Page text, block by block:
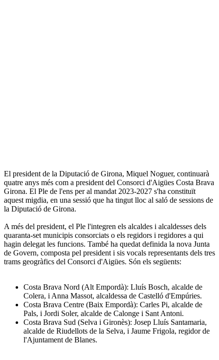
El president de la Diputació de Girona, Miquel Noguer, continuarà
quatre anys més com a president del Consorci d'Aigües Costa Brava
Girona. El Ple de l'ens per al mandat 2023-2027 s'ha constituït
aquest migdia, en una sessió que ha tingut lloc al saló de sessions de
la Diputació de Girona.
A més del president, el Ple l'integren els alcaldes i alcaldesses dels
quaranta-set municipis consorciats o els regidors i regidores a qui
hagin delegat les funcions. També ha quedat definida la nova Junta
de Govern, composta pel president i sis vocals representants dels tres
trams geogràfics del Consorci d'Aigües. Són els següents:
Costa Brava Nord (Alt Empordà): Lluís Bosch, alcalde de
Colera, i Anna Massot, alcaldessa de Castelló d'Empúries.
Costa Brava Centre (Baix Empordà): Carles Pi, alcalde de
Pals, i Jordi Soler, alcalde de Calonge i Sant Antoni.
Costa Brava Sud (Selva i Gironès): Josep Lluís Santamaria,
alcalde de Riudellots de la Selva, i Jaume Frigola, regidor de
l'Ajuntament de Blanes.